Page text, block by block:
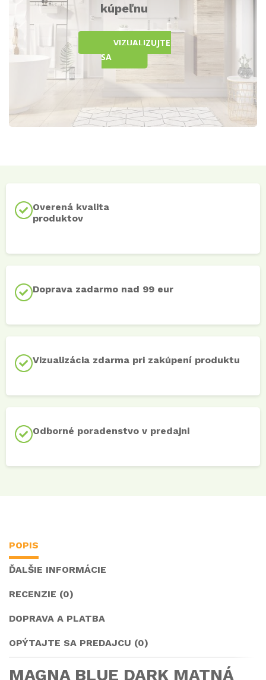
kúpeľnu
VIZUALIZUJTE
SA
Overená kvalita
produktov
Doprava zadarmo nad 99 eur
Vizualizácia zdarma pri zakúpení produktu
Odborné poradenstvo v predajni
POPIS
ĎALŠIE INFORMÁCIE
RECENZIE (0)
DOPRAVA A PLATBA
OPÝTAJTE SA PREDAJCU (0)
MAGNA BLUE DARK MATNÁ